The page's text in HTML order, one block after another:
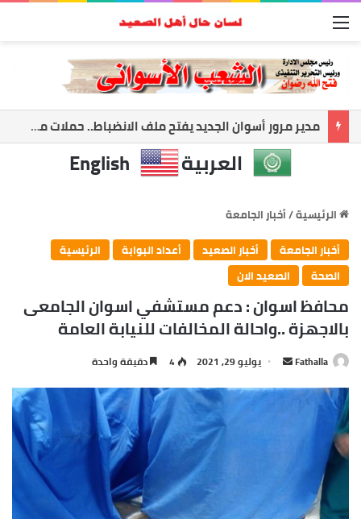
القائمة
مدير مرور أسوان الجديد يفتح ملف الانضباط.. حملات مكثفة لضبط الشارع ومواجهة المخالفات
العربية English
الرئيسية/أخبار الجامعة
أخبار الجامعة
أخبار الصعيد أعداد البوابة
الرئيسية
الصحة
الصعيد الان
محافظ اسوان : دعم مستشفي اسوان الجامعى
بالاجهزة ..واحالة المخالفات للنيابة العامة
Fathalla
أرسل
إلكترونيا
يوليو 29, 2021 4 دقيقة واحدة